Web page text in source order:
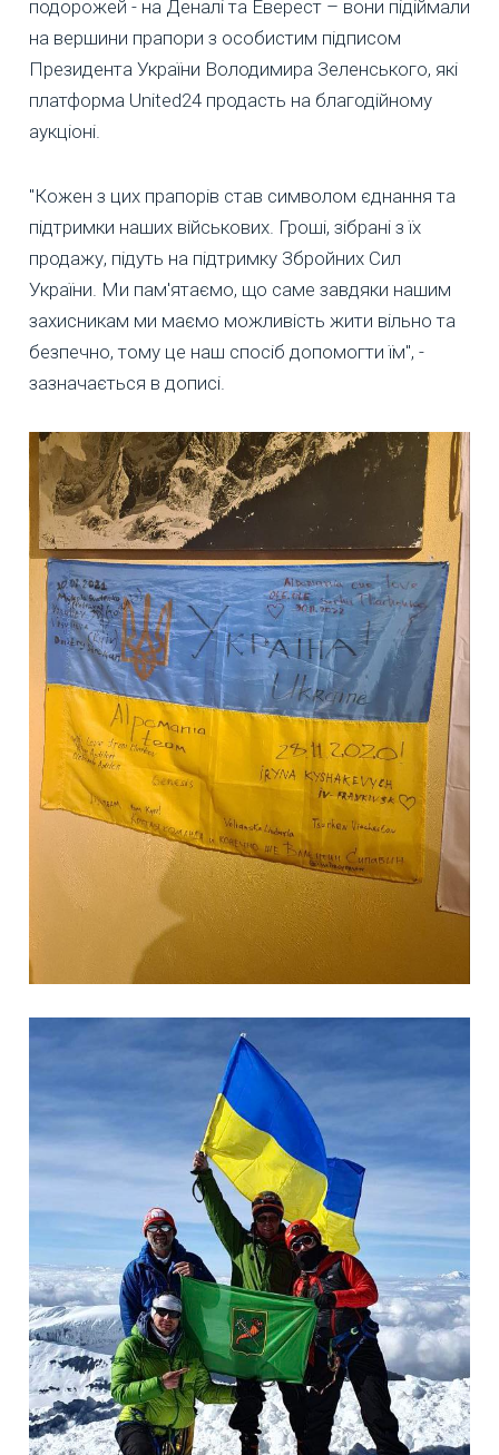
подорожей - на Деналі та Еверест – вони підіймали
на вершини прапори з особистим підписом
Президента України Володимира Зеленського, які
платформа United24 продасть на благодійному
аукціоні.
"Кожен з цих прапорів став символом єднання та
підтримки наших військових. Гроші, зібрані з їх
продажу, підуть на підтримку Збройних Сил
України. Ми пам'ятаємо, що саме завдяки нашим
захисникам ми маємо можливість жити вільно та
безпечно, тому це наш спосіб допомогти їм", -
зазначається в дописі.